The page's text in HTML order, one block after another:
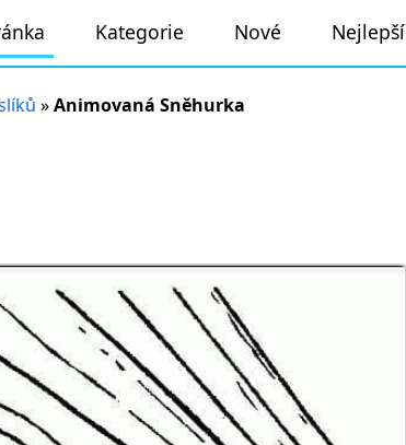
Kategorie Nové Nejlepší
»Animovaná Sněhurka